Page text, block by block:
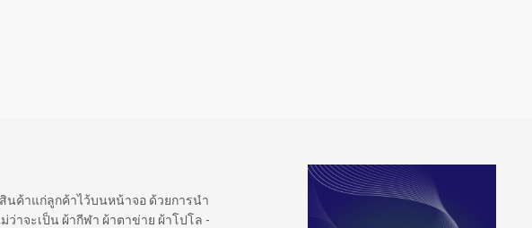
นค้าแก่ลูกค้าไว้บนหน้าจอ ด้วยการนำ
าจะเป็น ผ้ากีฬา ผ้าตาข่าย ผ้าโปโล -